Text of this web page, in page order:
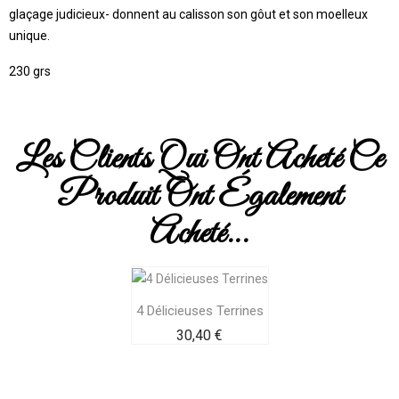
glaçage judicieux- donnent au calisson son gôut et son moelleux
unique.
230 grs
Les Clients Qui Ont Acheté Ce
Produit Ont Également
Acheté...
4 Délicieuses Terrines
30,40 €